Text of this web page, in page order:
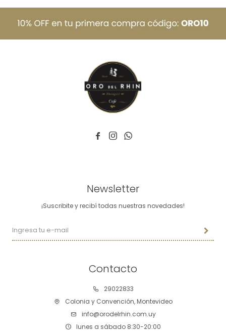
  
Contacto
29022833
Colonia y Convención, Montevideo
info@orodelrhin.com.uy
lunes a sábado 8:30-20:00
Newsletter
¡Suscribite y recibí todas nuestras novedades!